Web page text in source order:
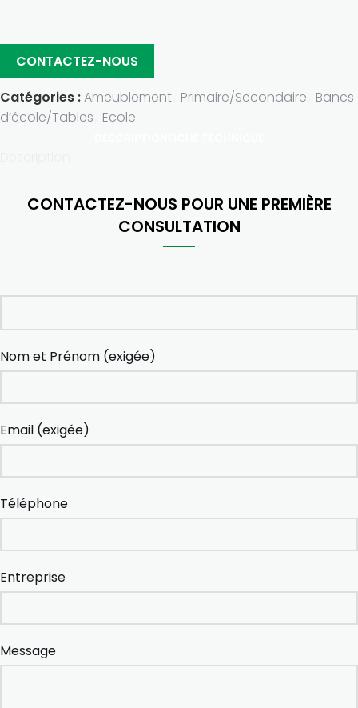
CONTACTEZ-NOUS
Catégories :Ameublement Primaire/Secondaire Bancs
d’école/Tables Ecole
CONTACTEZ-NOUS POUR UNE PREMIÈRE
CONSULTATION
Nom et Prénom (exigée)
Email (exigée)
Téléphone
Entreprise
Message